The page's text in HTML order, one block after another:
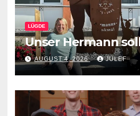
LÜGDE
Unser Hermann
AUGUST 4, 2026 JULEF